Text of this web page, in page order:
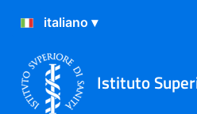
Istituto